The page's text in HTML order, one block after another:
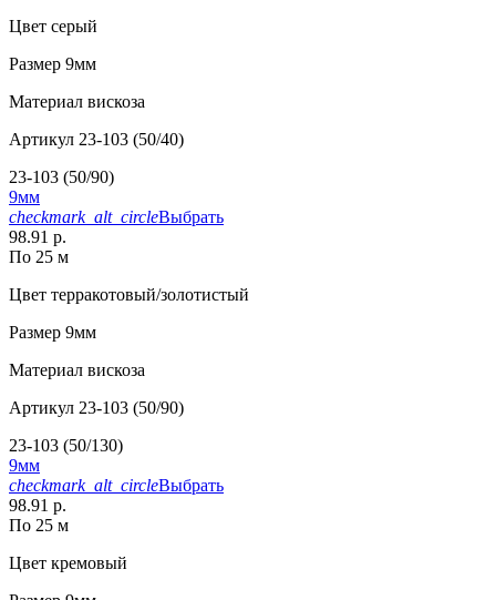
Цвет серый
Размер 9мм
Материал вискоза
Артикул 23-103 (50/40)
23-103 (50/90)
9мм
checkmark_alt_circleВыбрать
98.91 р.
По 25 м
Цвет терракотовый/золотистый
Размер 9мм
Материал вискоза
Артикул 23-103 (50/90)
23-103 (50/130)
9мм
checkmark_alt_circleВыбрать
98.91 р.
По 25 м
Цвет кремовый